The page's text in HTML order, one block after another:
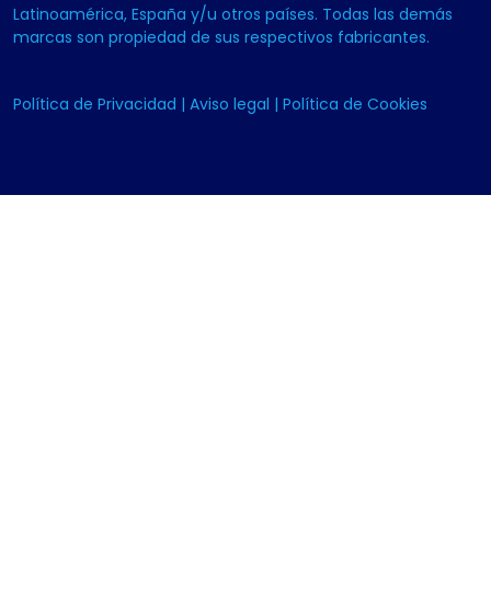
Latinoamérica, España y/u otros países. Todas las demás
marcas son propiedad de sus respectivos fabricantes.
Política de Privacidad | Aviso legal | Política de Cookies